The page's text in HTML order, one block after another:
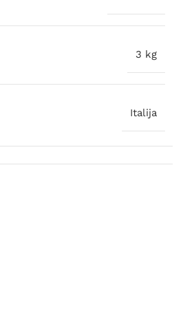
3 kg
Italija